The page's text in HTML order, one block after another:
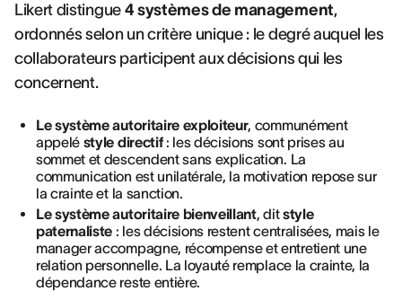
Likert distingue 4 systèmes de management,
ordonnés selon un critère unique : le degré auquel les
collaborateurs participent aux décisions qui les
concernent.
Le système autoritaire exploiteur, communément
appelé style directif: les décisions sont prises au
sommet et descendent sans explication. La
communication est unilatérale, la motivation repose sur
la crainte et la sanction.
Le système autoritaire bienveillant, ditstyle
paternaliste : les décisions restent centralisées, mais le
manager accompagne, récompense et entretient une
relation personnelle. La loyauté remplace la crainte, la
dépendance reste entière.